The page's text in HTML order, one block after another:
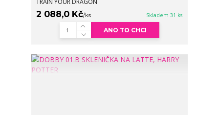
TRAIN YOUR DRAGON
2 088,0 Kč/ks Skladem 31 ks
ANO TO CHCI